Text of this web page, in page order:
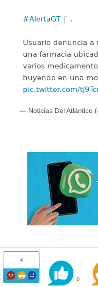
#AlertaGT| ́ .
Usuario denuncia
una farmacia
varios
huyendo en una
pic.twitter.com/
— Noticias Del Atlántico
4
0